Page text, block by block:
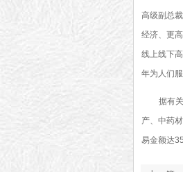
高级副总
经济、更
线上线下
年为人们服
据有关
产、中药
易金额达